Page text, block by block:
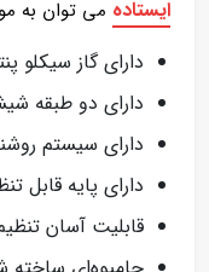
ایستاده می توان به
دارای گاز سیکلو
دارای دو طبقه
دارای سیستم
دارای پایه‌ قابل
قابلیت آسان